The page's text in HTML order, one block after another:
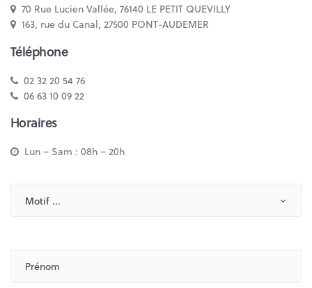
70 Rue Lucien Vallée, 76140 LE PETIT QUEVILLY
163, rue du Canal, 27500 PONT-AUDEMER
Téléphone
02 32 20 54 76
06 63 10 09 22
Horaires
Lun – Sam : 08h – 20h